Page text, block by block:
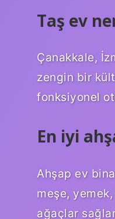
Taş ev
Çanakkale,
zengin bir
fonksiyonel
En iyi
Ahşap ev
meşe,
ağaçlar